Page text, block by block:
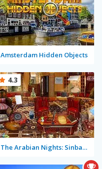
Amsterdam Hidden Objects
The Arabian Nights: Sinbad the Voyager
4.3